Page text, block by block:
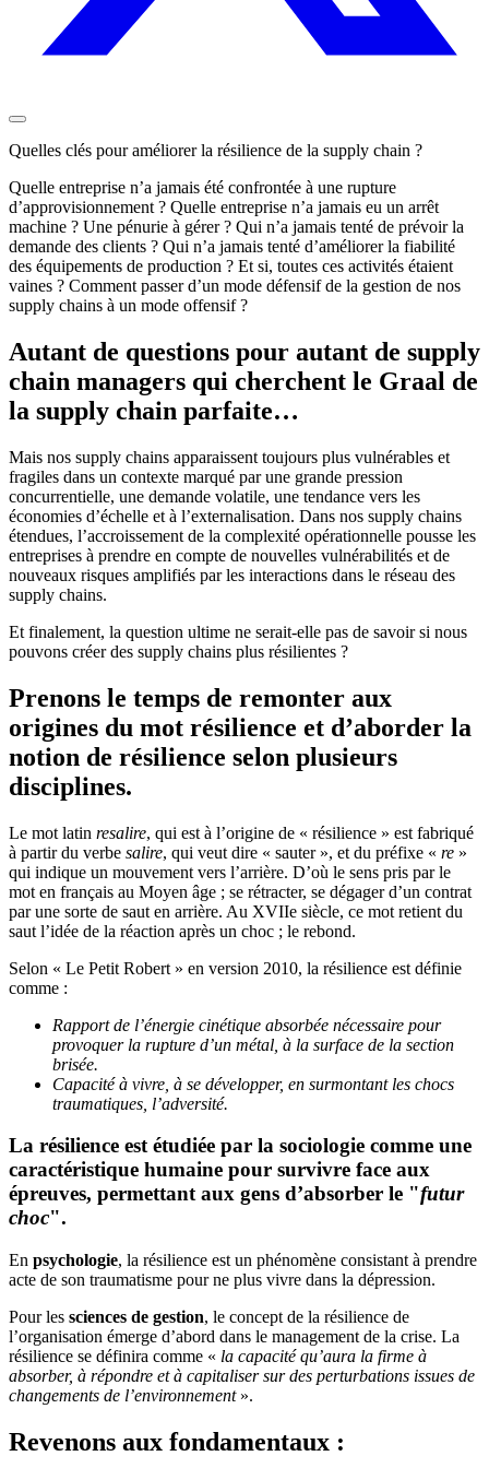
Quelles clés pour améliorer la résilience de la supply chain ?
Quelle entreprise n’a jamais été confrontée à une rupture
d’approvisionnement ? Quelle entreprise n’a jamais eu un arrêt
machine ? Une pénurie à gérer ? Qui n’a jamais tenté de prévoir la
demande des clients ? Qui n’a jamais tenté d’améliorer la fiabilité
des équipements de production ? Et si, toutes ces activités étaient
vaines ? Comment passer d’un mode défensif de la gestion de nos
supply chains à un mode offensif ?
Autant de questions pour autant de supply
chain managers qui cherchent le Graal de
la supply chain parfaite…
Mais nos supply chains apparaissent toujours plus vulnérables et
fragiles dans un contexte marqué par une grande pression
concurrentielle, une demande volatile, une tendance vers les
économies d’échelle et à l’externalisation. Dans nos supply chains
étendues, l’accroissement de la complexité opérationnelle pousse les
entreprises à prendre en compte de nouvelles vulnérabilités et de
nouveaux risques amplifiés par les interactions dans le réseau des
supply chains.
Et finalement, la question ultime ne serait-elle pas de savoir si nous
pouvons créer des supply chains plus résilientes ?
Prenons le temps de remonter aux
origines du mot résilience et d’aborder la
notion de résilience selon plusieurs
disciplines.
Le mot latin resalire, qui est à l’origine de « résilience » est fabriqué
à partir du verbe salire, qui veut dire « sauter », et du préfixe « re »
qui indique un mouvement vers l’arrière. D’où le sens pris par le
mot en français au Moyen âge ; se rétracter, se dégager d’un contrat
par une sorte de saut en arrière. Au XVIIe siècle, ce mot retient du
saut l’idée de la réaction après un choc ; le rebond.
Selon « Le Petit Robert » en version 2010, la résilience est définie
comme :
Rapport de l’énergie cinétique absorbée nécessaire pour
provoquer la rupture d’un métal, à la surface de la section
brisée.
Capacité à vivre, à se développer, en surmontant les chocs
traumatiques, l’adversité.
La résilience est étudiée par la sociologie comme une
caractéristique humaine pour survivre face aux
épreuves, permettant aux gens d’absorber le "futur
choc".
En psychologie, la résilience est un phénomène consistant à prendre
acte de son traumatisme pour ne plus vivre dans la dépression.
Pour les sciences de gestion, le concept de la résilience de
l’organisation émerge d’abord dans le management de la crise. La
résilience se définira comme « la capacité qu’aura la firme à
absorber, à répondre et à capitaliser sur des perturbations issues de
changements de l’environnement ».
Revenons aux fondamentaux :